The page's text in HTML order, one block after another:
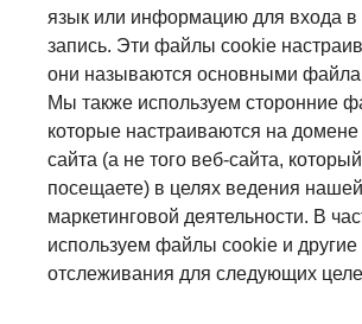
язык или информацию для входа в
запись. Эти файлы cookie
они называются основными
Мы также используем сторонние
которые настраиваются на домене
сайта (а не того веб-сайта,
посещаете) в целях ведения
маркетинговой деятельности. В
используем файлы cookie и другие
отслеживания для следующих